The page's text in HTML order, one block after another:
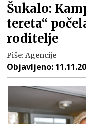
Šukalo:
tereta“
roditelje
Piše: Agencije
Objavljeno: